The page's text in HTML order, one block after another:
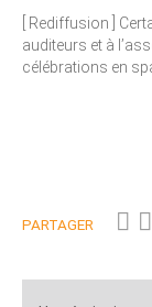
[ Rediffusion ]
auditeurs et à
célébrations en
PARTAGER